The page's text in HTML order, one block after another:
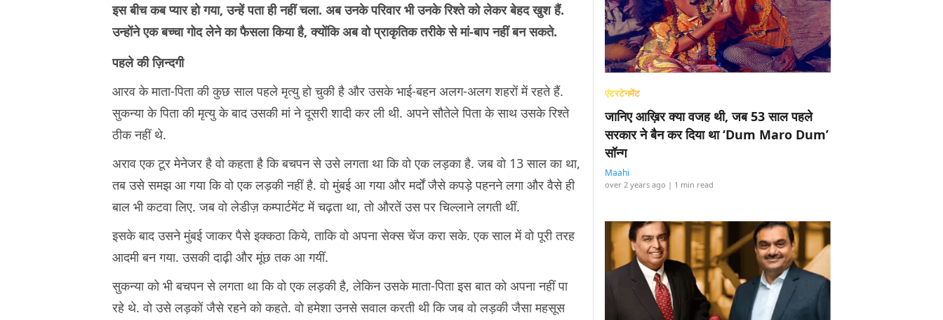
इस बीच कब प्यार हो गया, उन्हें पता ही नहीं चला. अब उनके परिवार भी उनके रिश्ते को लेकर बेहद खुश हैं.
उन्होंने एक बच्चा गोद लेने का फैसला किया है, क्योंकि अब वो प्राकृतिक तरीके से मां-बाप नहीं बन सकते.
पहले की ज़िन्दगी
आरव के माता-पिता की कुछ साल पहले मृत्यु हो चुकी है और उसके भाई-बहन अलग-अलग शहरों में रहते हैं.
सुकन्या के पिता की मृत्यु के बाद उसकी मां ने दूसरी शादी कर ली थी. अपने सौतेले पिता के साथ उसके रिश्ते
ठीक नहीं थे.
अराव एक टूर मेनेजर है वो कहता है कि बचपन से उसे लगता था कि वो एक लड़का है. जब वो 13 साल का था,
तब उसे समझ आ गया कि वो एक लड़की नहीं है. वो मुंबई आ गया और मर्दों जैसे कपड़े पहनने लगा और वैसे ही
बाल भी कटवा लिए. जब वो लेडीज़ कम्पार्टमेंट में चढ़ता था, तो औरतें उस पर चिल्लाने लगती थीं.
इसके बाद उसने मुंबई जाकर पैसे इक्कठा किये, ताकि वो अपना सेक्स चेंज करा सके. एक साल में वो पूरी तरह
आदमी बन गया. उसकी दाढ़ी और मूंछ तक आ गयीं.
सुकन्या को भी बचपन से लगता था कि वो एक लड़की है, लेकिन उसके माता-पिता इस बात को अपना नहीं पा
रहे थे. वो उसे लड़कों जैसे रहने को कहते. वो हमेशा उनसे सवाल करती थी कि जब वो लड़की जैसा महसूस
एंटरटेनमेंट
जानिए आख़िर क्या वजह थी, जब 53 साल पहले
सरकार ने बैन कर दिया था ‘Dum Maro Dum’
सॉन्ग
Maahi
over 2 years ago | 1 min read